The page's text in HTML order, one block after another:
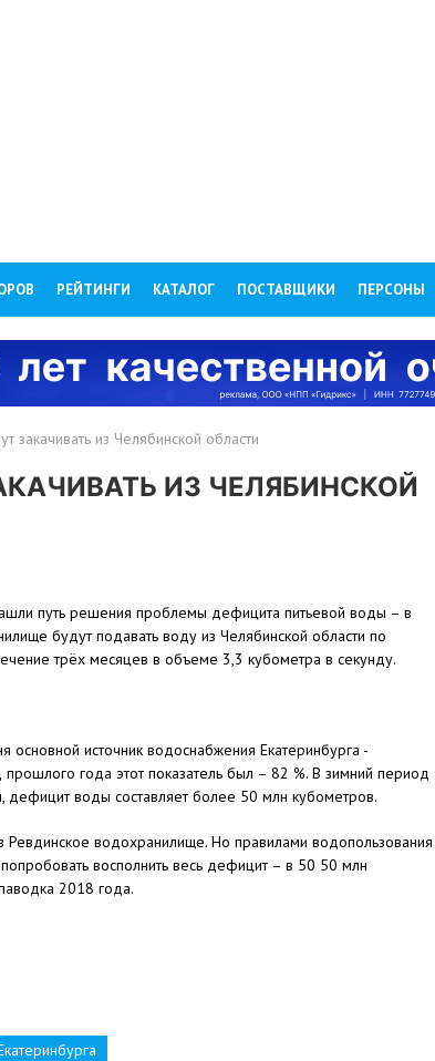
РЕЙТИНГИ КАТАЛОГ ПОСТАВЩИКИ ПЕРСОНЫ
закачивать из Челябинской области
ИЗ ЧЕЛЯБИНСКОЙ
путь решения проблемы дефицита питьевой воды – в
будут подавать воду из Челябинской области по
трёх месяцев в объеме 3,3 кубометра в секунду.
источник водоснабжения Екатеринбурга -
года этот показатель был – 82 %. В зимний период
дефицит воды составляет более 50 млн кубометров.
водохранилище. Но правилами водопользования
восполнить весь дефицит – в 50 50 млн
2018 года.